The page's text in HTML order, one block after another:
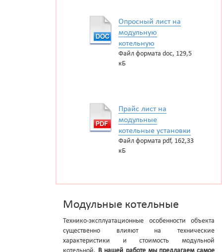
Опросный лист на
модульную
котельную
Файл формата doc, 129,5
кБ
Прайс лист на
модульные
котельные установки
Файл формата pdf, 162,33
кБ
Модульные котельные
Технико-эксплуатационные особенности объекта
существенно влияют на технические
характеристики и стоимость модульной